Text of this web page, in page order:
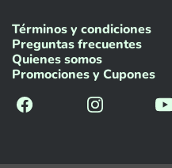
Términos y condiciones
Preguntas frecuentes
Quienes somos
Promociones y Cupones